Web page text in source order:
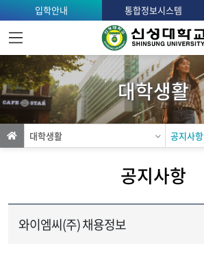
홈
으
로
가
기
입학안내 통합정보시스템
대학생활
대학생활 공지사항
공지사항
와이엠씨(주) 채용정보